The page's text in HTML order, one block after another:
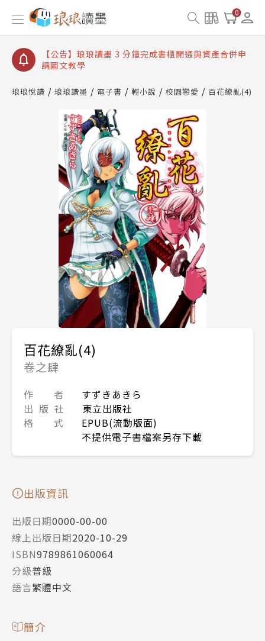
0
【公告】琅琅讀墨數位閱讀資產合併與書櫃開通申請
【公告】琅琅讀墨書櫃開通常見問題
【公告】琅琅讀墨 3 分鐘完成書櫃開通與資產合併申
請圖文教學
查詢
【公告】琅琅讀墨數位閱讀資產合併與書櫃開通申請
琅琅悅讀 琅琅讀墨 電子書 輕小說 校園戀愛 百花繚亂(4)
百花繚亂(4)
卷之肆
作 者
すずきあきら
出 版 社
東立出版社
格 式
EPUB(流動版面)
不提供電子書檔案另存下載
出版資訊
出版日期0000-00-00
線上出版日期2020-10-29
ISBN9789861060064
分級普級
語言繁體中文
簡介